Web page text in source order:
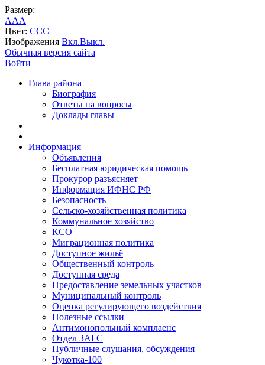
Размер:
AAA
Цвет: CCC
Изображения Вкл.Выкл.
Обычная версия сайта
Войти
Глава района
Биография
Ответы на вопросы
Доклады главы
Информация
Объявления
Бесплатная юридическая помощь
Прокурор разъясняет
Информация ИФНС РФ
Безопасность
Сельско-хозяйственная политика
Коммунальное хозяйство
КСО
Миграционная политика
Доступное жильё
Общественный контроль
Доступная среда
Предоставление земельных участков
Муниципальный контроль
Оценка регулирующего воздействия
Полезные ссылки
Антимонопольный комплаенс
Отдел ЗАГС
Публичные слушания, обсуждения
Чукотка-100